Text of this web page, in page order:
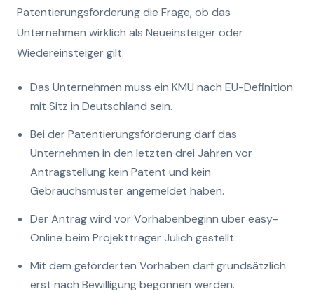
Patentierungsförderung die Frage, ob das
Unternehmen wirklich als Neueinsteiger oder
Wiedereinsteiger gilt.
Das Unternehmen muss ein KMU nach EU-Definition
mit Sitz in Deutschland sein.
Bei der Patentierungsförderung darf das
Unternehmen in den letzten drei Jahren vor
Antragstellung kein Patent und kein
Gebrauchsmuster angemeldet haben.
Der Antrag wird vor Vorhabenbeginn über easy-
Online beim Projektträger Jülich gestellt.
Mit dem geförderten Vorhaben darf grundsätzlich
erst nach Bewilligung begonnen werden.